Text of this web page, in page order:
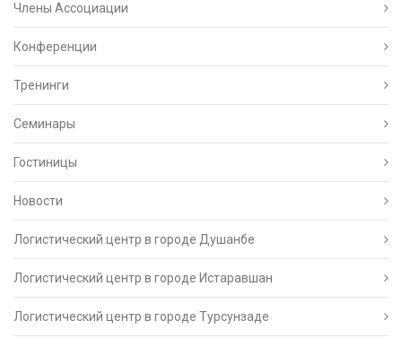
Члены Ассоциации
Конференции
Тренинги
Семинары
Гостиницы
Новости
Логистический центр в городе Душанбе
Логистический центр в городе Истаравшан
Логистический центр в городе Турсунзаде